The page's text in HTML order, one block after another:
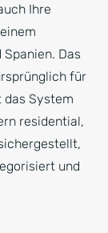
Ihre
Das
für
System
residential,
und